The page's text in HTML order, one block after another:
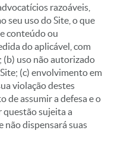
razoáveis,
seu uso do Site, o que
conteúdo ou
do aplicável, com
(b) uso não autorizado
(c) envolvimento em
violação destes
de assumir a defesa e o
sujeita a
não dispensará suas